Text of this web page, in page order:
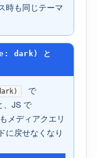
時も同じテーマ
dark) と
で
、JS で
メディアクエリ
に戻せなくなり